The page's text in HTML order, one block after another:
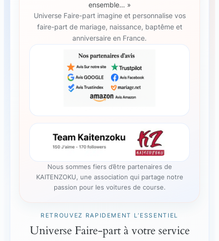
ensemble… »
Universe Faire-part imagine et personnalise vos
faire-part de mariage, naissance, baptême et
anniversaire en France.
Nous sommes fiers d’être partenaires de
KAITENZOKU, une association qui partage notre
passion pour les voitures de course.
RETROUVEZ RAPIDEMENT L’ESSENTIEL
Universe Faire-part à votre service